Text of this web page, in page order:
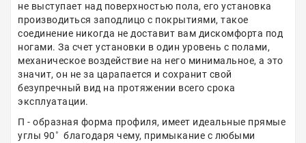
не выступает над поверхностью пола, его установка
производиться заподлицо с покрытиями, такое
соединение никогда не доставит вам дискомфорта под
ногами. За счет установки в один уровень с полами,
механическое воздействие на него минимальное, а это
значит, он не за царапается и сохранит свой
безупречный вид на протяжении всего срока
эксплуатации.
П - образная форма профиля, имеет идеальные прямые
углы 90˚ благодаря чему, примыкание с любыми